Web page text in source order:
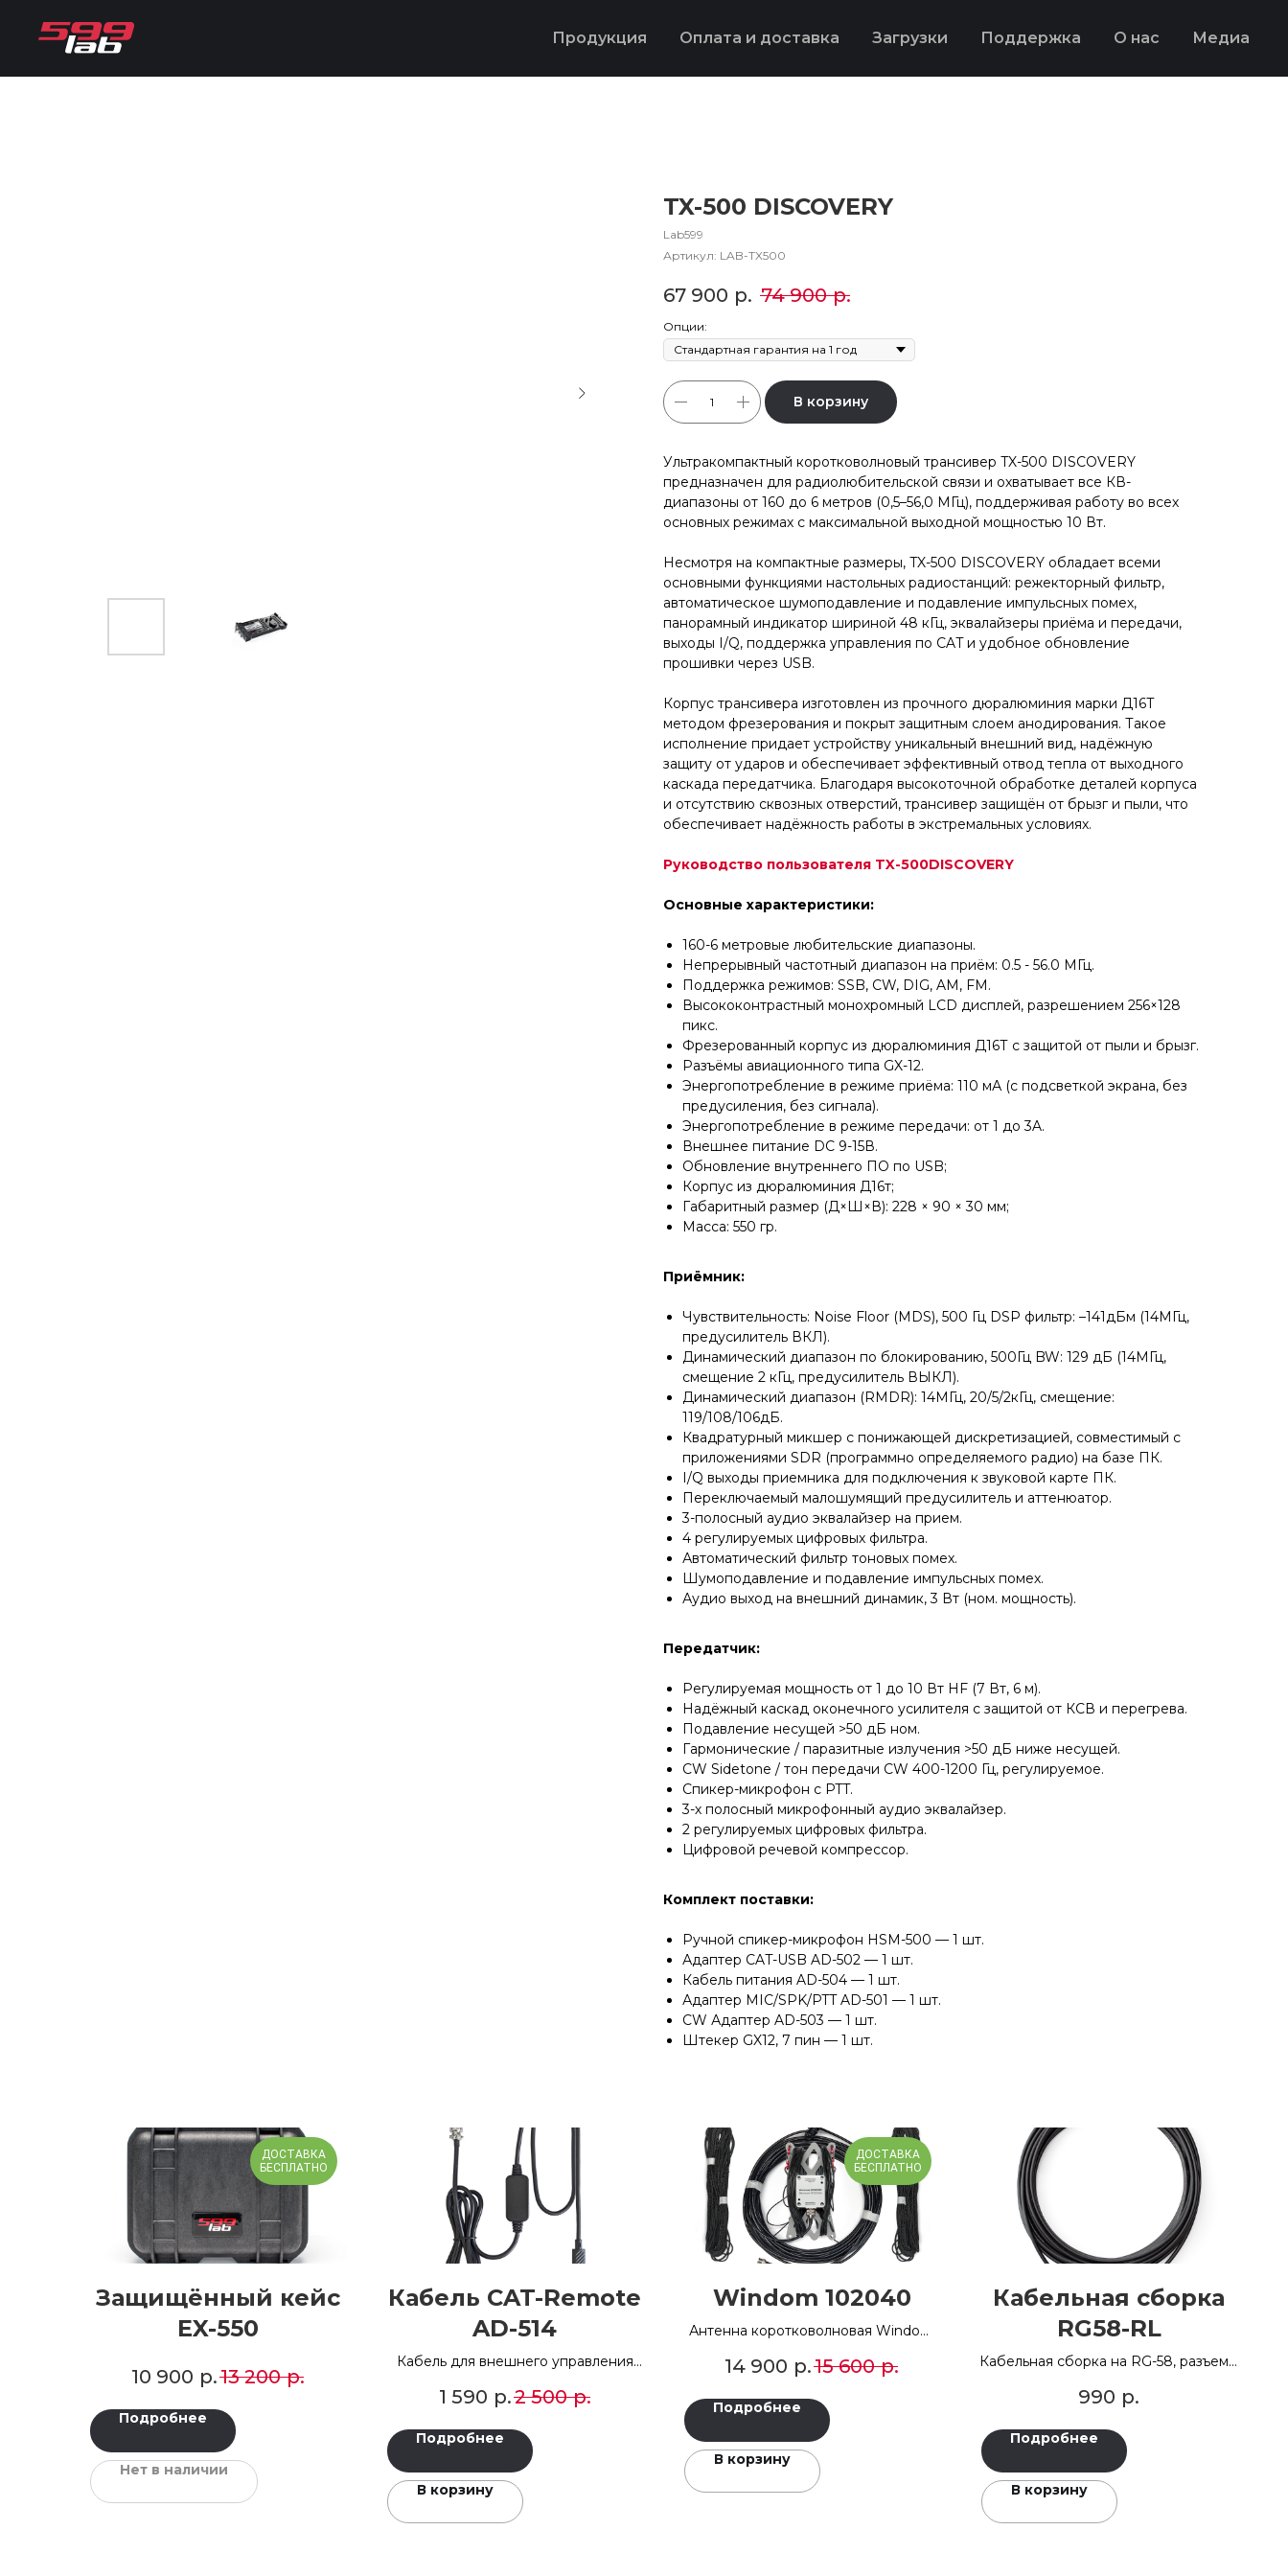
Продукция Оплата и доставка Загрузки Поддержка О нас Медиа
TX-500 DISCOVERY
Lab599
Артикул: LAB-TX500
67 900 р. 74 900 р.
Опции:
В корзину
Ультракомпактный коротковолновый трансивер TX-500 DISCOVERY
предназначен для радиолюбительской связи и охватывает все КВ-
диапазоны от 160 до 6 метров (0,5–56,0 МГц), поддерживая работу во всех
основных режимах с максимальной выходной мощностью 10 Вт.
Несмотря на компактные размеры, TX-500 DISCOVERY обладает всеми
основными функциями настольных радиостанций: режекторный фильтр,
автоматическое шумоподавление и подавление импульсных помех,
панорамный индикатор шириной 48 кГц, эквалайзеры приёма и передачи,
выходы I/Q, поддержка управления по CAT и удобное обновление
прошивки через USB.
Корпус трансивера изготовлен из прочного дюралюминия марки Д16Т
методом фрезерования и покрыт защитным слоем анодирования. Такое
исполнение придает устройству уникальный внешний вид, надёжную
защиту от ударов и обеспечивает эффективный отвод тепла от выходного
каскада передатчика. Благодаря высокоточной обработке деталей корпуса
и отсутствию сквозных отверстий, трансивер защищён от брызг и пыли, что
обеспечивает надёжность работы в экстремальных условиях.
Руководство пользователя TX-500DISCOVERY
Основные характеристики:
160-6 метровые любительские диапазоны.
Непрерывный частотный диапазон на приём: 0.5 - 56.0 МГц.
Поддержка режимов: SSB, CW, DIG, AM, FM.
Высококонтрастный монохромный LCD дисплей, разрешением 256×128
пикс.
Фрезерованный корпус из дюралюминия Д16Т с защитой от пыли и брызг.
Разъёмы авиационного типа GX-12.
Энергопотребление в режиме приёма: 110 мА (с подсветкой экрана, без
предусиления, без сигнала).
Энергопотребление в режиме передачи: от 1 до 3A.
Внешнее питание DC 9-15В.
Обновление внутреннего ПО по USB;
Корпус из дюралюминия Д16т;
Габаритный размер (Д×Ш×В): 228 × 90 × 30 мм;
Масса: 550 гр.
Приёмник:
Чувствительность: Noise Floor (MDS), 500 Гц DSP фильтр: –141дБм (14МГц,
предусилитель ВКЛ).
Динамический диапазон по блокированию, 500Гц BW: 129 дБ (14МГц,
смещение 2 кГц, предусилитель ВЫКЛ).
Динамический диапазон (RMDR): 14МГц, 20/5/2кГц, смещение:
119/108/106дБ.
Квадратурный микшер с понижающей дискретизацией, совместимый с
приложениями SDR (программно определяемого радио) на базе ПК.
I/Q выходы приемника для подключения к звуковой карте ПК.
Переключаемый малошумящий предусилитель и аттенюатор.
3-полосный аудио эквалайзер на прием.
4 регулируемых цифровых фильтра.
Автоматический фильтр тоновых помех.
Шумоподавление и подавление импульсных помех.
Аудио выход на внешний динамик, 3 Вт (ном. мощность).
Передатчик:
Регулируемая мощность от 1 до 10 Вт HF (7 Вт, 6 м).
Надёжный каскад оконечного усилителя с защитой от КСВ и перегрева.
Подавление несущей >50 дБ ном.
Гармонические / паразитные излучения >50 дБ ниже несущей.
CW Sidetone / тон передачи CW 400-1200 Гц, регулируемое.
Спикер-микрофон с PTT.
3-х полосный микрофонный аудио эквалайзер.
2 регулируемых цифровых фильтра.
Цифровой речевой компрессор.
Комплект поставки:
Ручной спикер-микрофон HSM-500 — 1 шт.
Адаптер CAT-USB AD-502 — 1 шт.
Кабель питания AD-504 — 1 шт.
Адаптер MIC/SPK/PTT AD-501 — 1 шт.
CW Адаптер AD-503 — 1 шт.
Штекер GX12, 7 пин — 1 шт.
ДОСТАВКА
БЕСПЛАТНО
Защищённый кейс
EX-550
10 900 р.13 200 р.
Подробнее
Нет в наличии
Кабель CAT-Remote
AD-514
Кабель для внешнего управления
В НАЛИЧИИ
1 590 р.2 500 р.
Подробнее
В корзину
ДОСТАВКА
БЕСПЛАТНО
Windom 102040
Антенна коротковолновая Windom
В НАЛИЧИИ
14 900 р.15 600 р.
Подробнее
В корзину
Кабельная сборка
RG58-RL
Кабельная сборка на RG-58, разъемы
В НАЛИЧИИ
990 р.
Подробнее
В корзину